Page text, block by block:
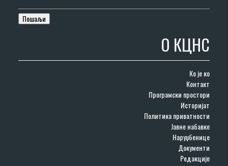
О КЦНС
Ко је ко
Контакт
Програмски простори
Историјат
Политика приватности
Јавне набавке
Наруџбенице
Документи
Редакције